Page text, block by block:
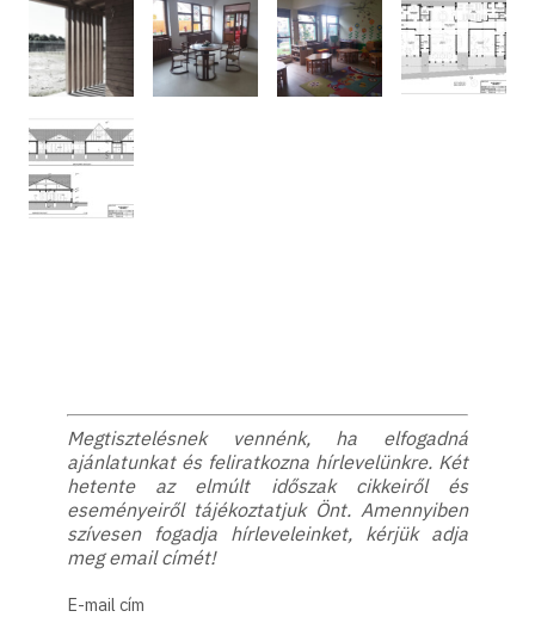
Megtisztelésnek vennénk, ha elfogadná
ajánlatunkat és feliratkozna hírlevelünkre. Két
hetente az elmúlt időszak cikkeiről és
eseményeiről tájékoztatjuk Önt. Amennyiben
szívesen fogadja hírleveleinket, kérjük adja
meg email címét!
E-mail cím